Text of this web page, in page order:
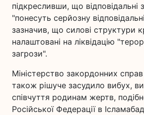
підкресливши, що відповідальні
"понесуть серйозну
зазначив, що силові структури
налаштовані на ліквідацію
загрози".
Міністерство закордонних
також рішуче засудило вибух,
співчуття родинам жертв,
Російської Федерації в